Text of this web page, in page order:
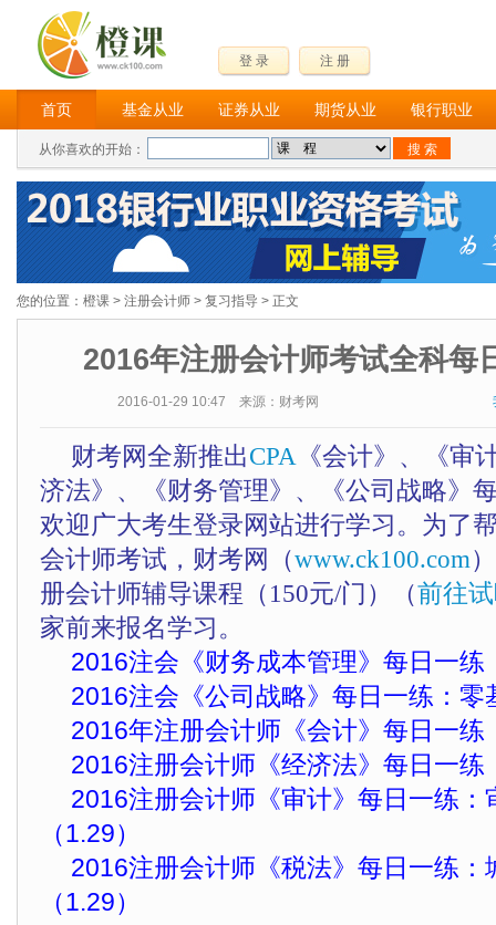
登 录 注 册
首页 基金从业 证券从业 期货从业 银行职业
从你喜欢的开始：
您的位置： 橙课 > 注册会计师 > 复习指导 > 正文
2016年注册会计师考试全科每
2016-01-29 10:47 来源：财考网
财考网全新推出CPA 《会计》、《审
济法》、《财务管理》、《公司战略》
欢迎广大考生登录网站进行学习。为了
会计师考试，财考网（www.ck100.com
册会计师辅导课程（150元/门）（前往
家前来报名学习。
2016注会《财务成本管理》每日一练
2016注会《公司战略》每日一练：零
2016年注册会计师《会计》每日一练
2016注册会计师《经济法》每日一练
2016注册会计师《审计》每日一练：
（1.29）
2016注册会计师《税法》每日一练：
（1.29）